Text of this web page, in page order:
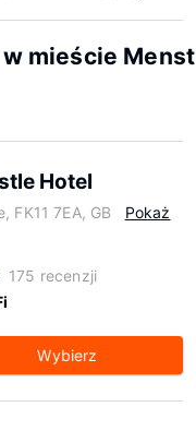
mieście
Hotel
FK11 7EA, GB
Pokaż
175 recenzji
Wybierz